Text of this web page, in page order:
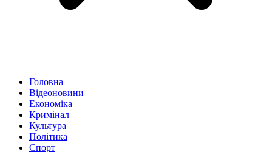
Головна
Відеоновини
Економіка
Кримінал
Культура
Політика
Спорт